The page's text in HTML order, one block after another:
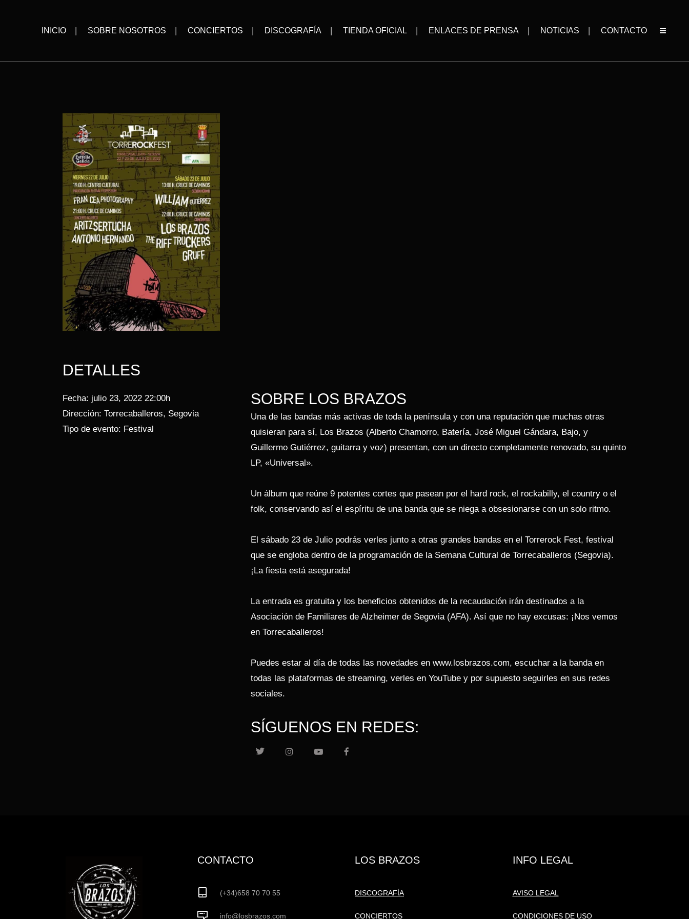
INICIO SOBRE NOSOTROS CONCIERTOS DISCOGRAFÍA TIENDA OFICIAL ENLACES DE PRENSA NOTICIAS CONTACTO
DETALLES
Fecha: julio 23, 2022 22:00h
Dirección: Torrecaballeros, Segovia
Tipo de evento: Festival
SOBRE LOS BRAZOS
Una de las bandas más activas de toda la península y con una reputación que muchas otras
quisieran para sí, Los Brazos (Alberto Chamorro, Batería, José Miguel Gándara, Bajo, y
Guillermo Gutiérrez, guitarra y voz) presentan, con un directo completamente renovado, su quinto
LP, «Universal».
Un álbum que reúne 9 potentes cortes que pasean por el hard rock, el rockabilly, el country o el
folk, conservando así el espíritu de una banda que se niega a obsesionarse con un solo ritmo.
El sábado 23 de Julio podrás verles junto a otras grandes bandas en el Torrerock Fest, festival
que se engloba dentro de la programación de la Semana Cultural de Torrecaballeros (Segovia).
¡La fiesta está asegurada!
La entrada es gratuita y los beneficios obtenidos de la recaudación irán destinados a la
Asociación de Familiares de Alzheimer de Segovia (AFA). Así que no hay excusas: ¡Nos vemos
en Torrecaballeros!
Puedes estar al día de todas las novedades en www.losbrazos.com, escuchar a la banda en
todas las plataformas de streaming, verles en YouTube y por supuesto seguirles en sus redes
sociales.
SÍGUENOS EN REDES:
CONTACTO
(+34)658 70 70 55
info@losbrazos.com
LOS BRAZOS
DISCOGRAFÍA
CONCIERTOS
INFO LEGAL
AVISO LEGAL
CONDICIONES DE USO